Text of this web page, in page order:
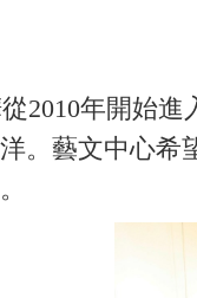
2010年開始進
。藝文中心希